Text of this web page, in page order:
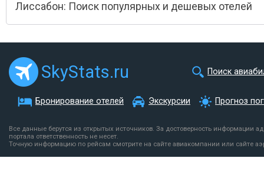
Лиссабон: Поиск популярных и дешевых отелей
SkyStats.ru Поиск
Бронирование отелей Экскурсии Прогноз
Все данные берутся из открытых источников. За достоверность информации
портала ответственность не несет.
Точную информацию по рейсам смотрите на сайте авиакомпании или сайте